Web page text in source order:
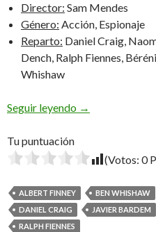
Director: Sam Mendes
Género: Acción, Espionaje
Reparto: Daniel Craig,
Dench, Ralph Fiennes,
Whishaw
Seguir leyendo Skyfall
→
Tu puntuación
(Votos: 0
ALBERT FINNEY BEN WHISHAW
DANIEL CRAIG
JAVIER BARDEM
RALPH FIENNES